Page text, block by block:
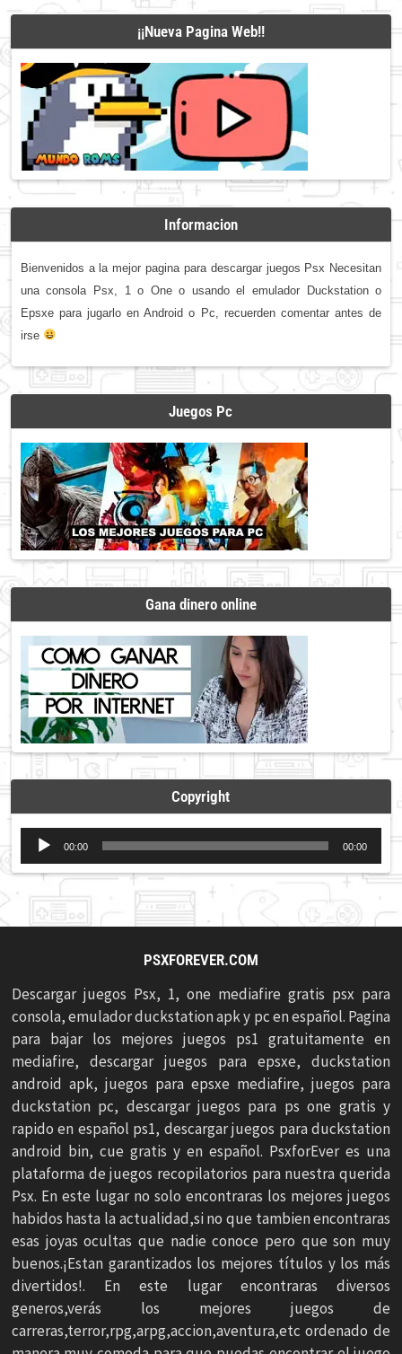
¡¡Nueva Pagina Web!!
Informacion
Bienvenidos a la mejor pagina para descargar juegos Psx Necesitan
una consola Psx, 1 o One o usando el emulador Duckstation o
Epsxe para jugarlo en Android o Pc, recuerden comentar antes de
irse
Juegos Pc
Gana dinero online
Copyright
Reproductor
de
audio
00:00 00:00
PSXFOREVER.COM
Descargar juegos Psx, 1, one mediafire gratis psx para
consola, emulador duckstation apk y pc en español. Pagina
para bajar los mejores juegos ps1 gratuitamente en
mediafire, descargar juegos para epsxe, duckstation
android apk, juegos para epsxe mediafire, juegos para
duckstation pc, descargar juegos para ps one gratis y
rapido en español ps1, descargar juegos para duckstation
android bin, cue gratis y en español. PsxforEver es una
plataforma de juegos recopilatorios para nuestra querida
Psx. En este lugar no solo encontraras los mejores juegos
habidos hasta la actualidad,si no que tambien encontraras
esas joyas ocultas que nadie conoce pero que son muy
buenos.¡Estan garantizados los mejores títulos y los más
divertidos!. En este lugar encontraras diversos
generos,verás los mejores juegos de
carreras,terror,rpg,arpg,accion,aventura,etc ordenado de